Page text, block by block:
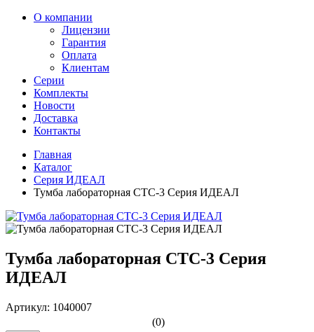
О компании
Лицензии
Гарантия
Оплата
Клиентам
Серии
Комплекты
Новости
Доставка
Контакты
Главная
Каталог
Серия ИДЕАЛ
Тумба лабораторная СТС-3 Серия ИДЕАЛ
Тумба лабораторная СТС-3 Серия
ИДЕАЛ
Артикул: 1040007
(0)